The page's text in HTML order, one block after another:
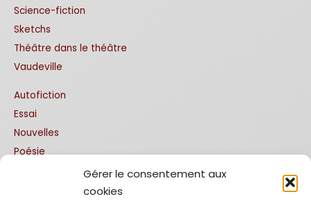
Gérer le consentement aux
cookies
Science-fiction
Sketchs
Théâtre dans le théâtre
Vaudeville
Autofiction
Essai
Nouvelles
Poésie
Traductions